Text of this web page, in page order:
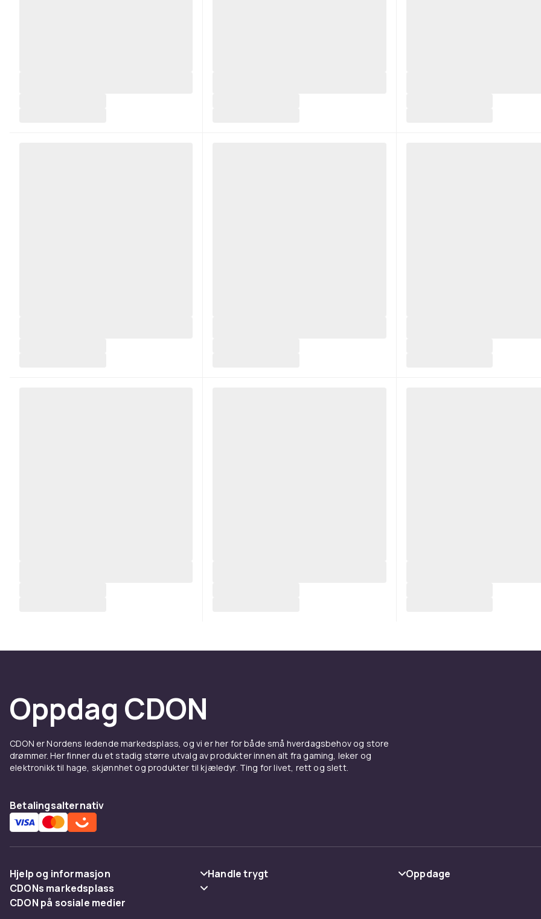
Oppdag CDON
CDON er Nordens ledende markedsplass, og vi er her for både små hverdagsbehov og store
drømmer. Her finner du et stadig større utvalg av produkter innen alt fra gaming, leker og
elektronikk til hage, skjønnhet og produkter til kjæledyr. Ting for livet, rett og slett.
Betalingsalternativ
Hjelp og informasjon
Vanlige spørsmål
Handle trygt
Oppdage
CDONs markedsplass
Merchant Help Center
CDON på sosiale medier